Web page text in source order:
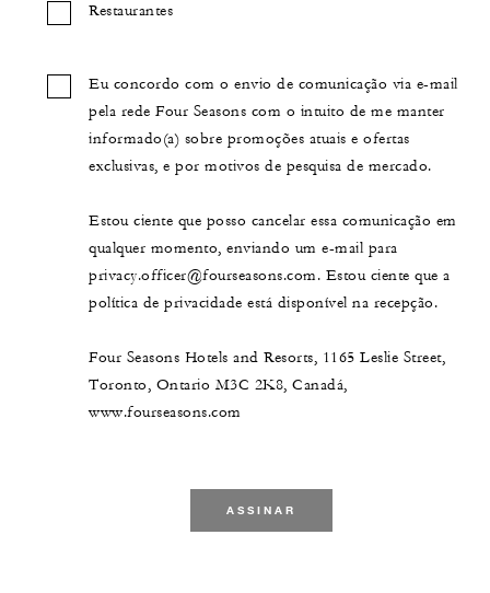
Restaurantes
Eu concordo com o envio de comunicação via e-mail
pela rede Four Seasons com o intuito de me manter
informado(a) sobre promoções atuais e ofertas
exclusivas, e por motivos de pesquisa de mercado.
Estou ciente que posso cancelar essa comunicação em
qualquer momento, enviando um e-mail para
privacy.officer@fourseasons.com. Estou ciente que a
política de privacidade está disponível na recepção.
Four Seasons Hotels and Resorts, 1165 Leslie Street,
Toronto, Ontario M3C 2K8, Canadá,
www.fourseasons.com